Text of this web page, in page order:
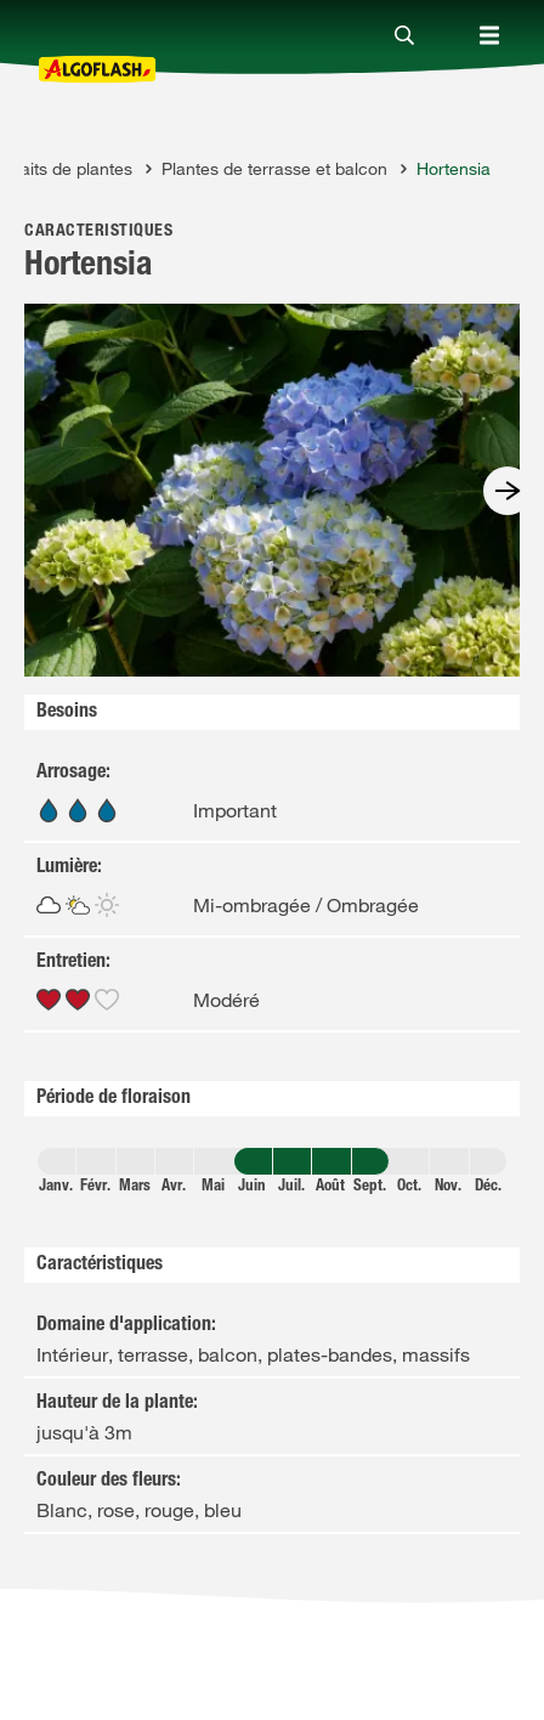
Nos produits
Conseils
Thèmes
Qui sommes-nous ?
Promotions
de plantes Plantes de terrasse et balcon Hortensia
CARACTÉRISTIQUES
Hortensia
Besoins
Arrosage:
Important
Lumière:
Mi-ombragée / Ombragée
Entretien:
Modéré
Période de floraison
Janv. Févr. Mars Avr. Mai Juin Juil. Août Sept. Oct. Nov. Déc.
Caractéristiques
Domaine d'application:
Intérieur, terrasse, balcon, plates-bandes, massifs
Hauteur de la plante:
jusqu'à 3m
Couleur des fleurs:
Blanc, rose, rouge, bleu